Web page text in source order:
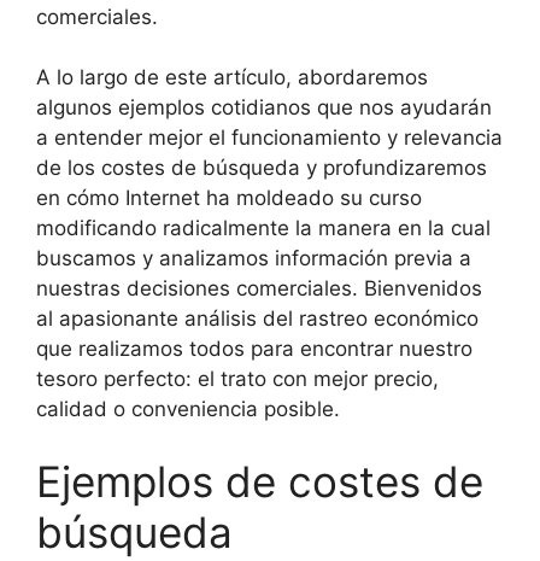
comerciales.
A lo largo de este artículo, abordaremos
algunos ejemplos cotidianos que nos ayudarán
a entender mejor el funcionamiento y relevancia
de los costes de búsqueda y profundizaremos
en cómo Internet ha moldeado su curso
modificando radicalmente la manera en la cual
buscamos y analizamos información previa a
nuestras decisiones comerciales. Bienvenidos
al apasionante análisis del rastreo económico
que realizamos todos para encontrar nuestro
tesoro perfecto: el trato con mejor precio,
calidad o conveniencia posible.
Ejemplos de costes de
búsqueda